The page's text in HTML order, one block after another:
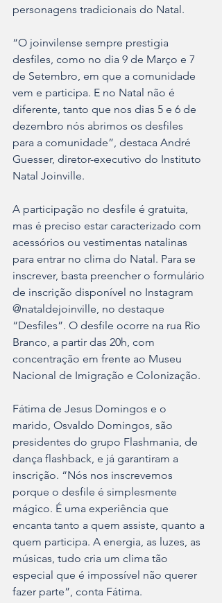
personagens tradicionais do Natal.
“O joinvilense sempre prestigia
desfiles, como no dia 9 de Março e 7
de Setembro, em que a comunidade
vem e participa. E no Natal não é
diferente, tanto que nos dias 5 e 6 de
dezembro nós abrimos os desfiles
para a comunidade”, destaca André
Guesser, diretor-executivo do Instituto
Natal Joinville.
A participação no desfile é gratuita,
mas é preciso estar caracterizado com
acessórios ou vestimentas natalinas
para entrar no clima do Natal. Para se
inscrever, basta preencher o formulário
de inscrição disponível no Instagram
@nataldejoinville, no destaque
“Desfiles”. O desfile ocorre na rua Rio
Branco, a partir das 20h, com
concentração em frente ao Museu
Nacional de Imigração e Colonização.
Fátima de Jesus Domingos e o
marido, Osvaldo Domingos, são
presidentes do grupo Flashmania, de
dança flashback, e já garantiram a
inscrição. “Nós nos inscrevemos
porque o desfile é simplesmente
mágico. É uma experiência que
encanta tanto a quem assiste, quanto a
quem participa. A energia, as luzes, as
músicas, tudo cria um clima tão
especial que é impossível não querer
fazer parte”, conta Fátima.